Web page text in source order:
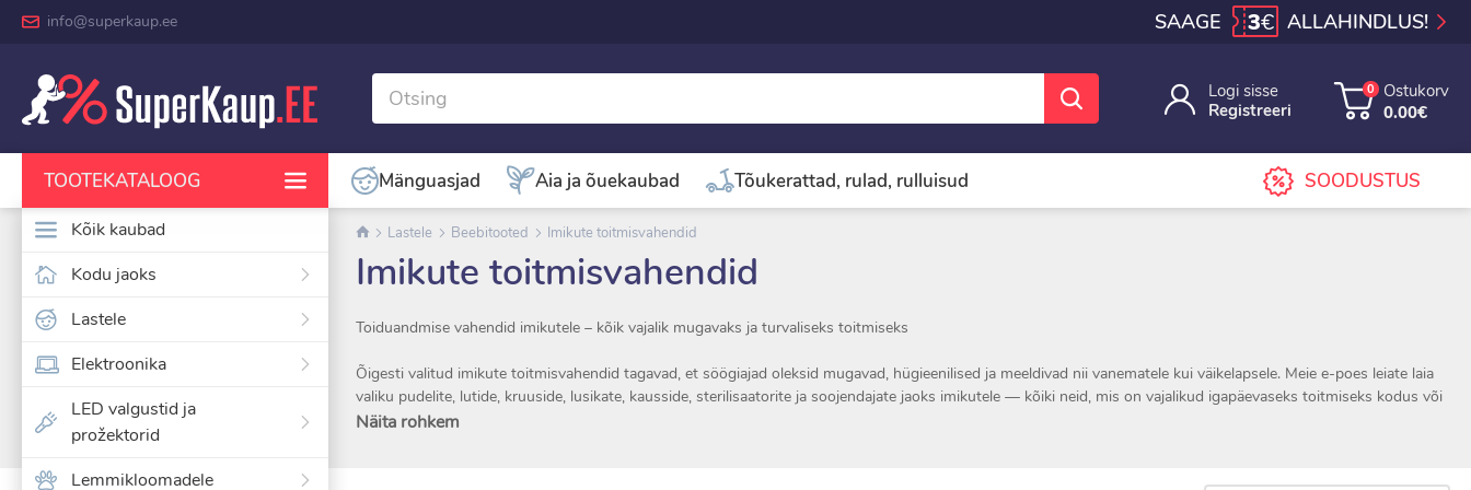
info@superkaup.ee SAAGE 3€ ALLAHINDLUS!
Logi sisse
Registreeri
0
Ostukorv
0.00€
TOOTEKATALOOG
Kõik kaubad
Kodu jaoks
Lastele
Elektroonika
LED valgustid ja
prožektorid
Lemmikloomadele
Mänguasjad Aia ja õuekaubad Tõukerattad, rulad, rulluisud SOODUSTUS
Lastele Beebitooted Imikute toitmisvahendid
Imikute toitmisvahendid
Toiduandmise vahendid imikutele – kõik vajalik mugavaks ja turvaliseks toitmiseks
Õigesti valitud imikute toitmisvahendid tagavad, et söögiajad oleksid mugavad, hügieenilised ja meeldivad nii vanematele kui väikelapsele. Meie e-poes leiate laia
valiku pudelite, lutide, kruuside, lusikate, kausside, sterilisaatorite ja soojendajate jaoks imikutele — kõiki neid, mis on vajalikud igapäevaseks toitmiseks kodus või
reisil.
Näita rohkem